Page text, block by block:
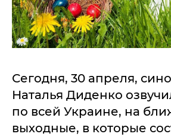
Сегодня, 30 апреля,
Наталья Диденко
по всей Украине, на
выходные, в которые